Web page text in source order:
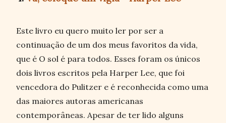
Este livro eu quero muito ler por ser a
continuação de um dos meus favoritos da vida,
que é O sol é para todos. Esses foram os únicos
dois livros escritos pela Harper Lee, que foi
vencedora do Pulitzer e é reconhecida como uma
das maiores autoras americanas
contemporâneas. Apesar de ter lido alguns